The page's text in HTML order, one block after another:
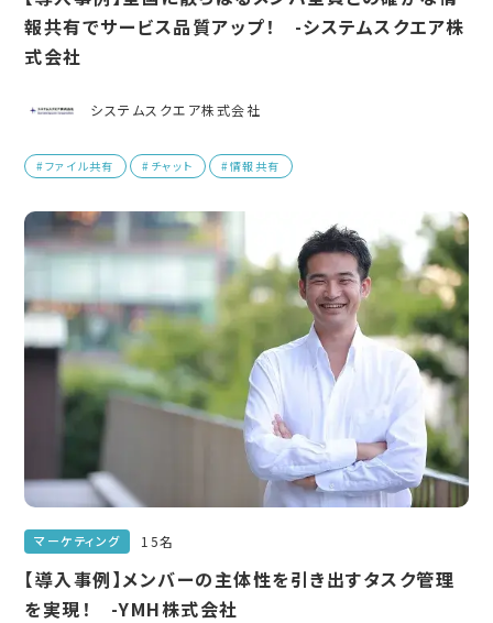
報共有でサービス品質アップ！ -システムスクエア株
式会社
システムスクエア株式会社
#ファイル共有 #チャット #情報共有
マーケティング 15名
【導入事例】メンバーの主体性を引き出すタスク管理
を実現！ -YMH株式会社